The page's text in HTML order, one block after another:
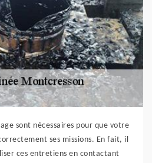
sont nécessaires pour que votre
ses missions. En fait, il
ces entretiens en contactant